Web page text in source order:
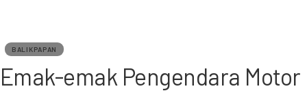
BALIKPAPAN
Emak-emak Pengendara Motor